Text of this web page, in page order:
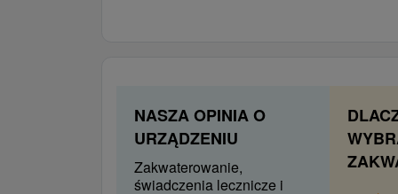
Niektóre pokoje jedno- i
dwuosobowe wyposażone
są w klimatyzację (za
dodatkową opłatą lub w
NASZA OPINIA O
URZĄDZENIU
Zakwaterowanie,
świadczenia lecznicze i